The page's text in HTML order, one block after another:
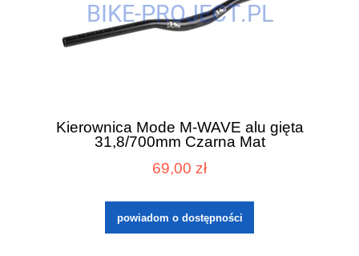
Kierownica Mode M-WAVE alu gięta
31,8/700mm Czarna Mat
69,00 zł
powiadom o dostępności